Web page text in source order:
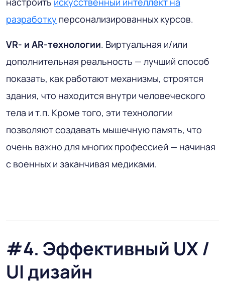
разработку персонализированных курсов.
VR- и AR-технологии. Виртуальная и/или
дополнительная реальность — лучший способ
показать, как работают механизмы, строятся
здания, что находится внутри человеческого
тела и т.п. Кроме того, эти технологии
позволяют создавать мышечную память, что
очень важно для многих профессией — начиная
с военных и заканчивая медиками.
#4. Эффективный UX /
UI дизайн